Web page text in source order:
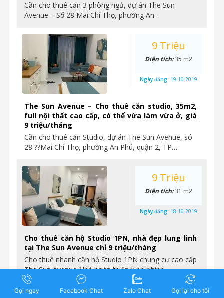
Cần cho thuê căn 3 phòng ngủ, dự án The Sun
Avenue – Số 28 Mai Chí Thọ, phường An…
The Sun Avenue – Cho thuê căn studio, 35m2,
full nội thất cao cấp, có thể vừa làm vừa ở, giá
9 triệu/tháng
Cần cho thuê căn Studio, dự án The Sun Avenue, só
28 ??Mai Chí Thọ, phường An Phú, quận 2, TP…
9 Triệu
Diện tích:35 m2
Ngày đăng: 19-10-2019
Cho thuê căn hộ Studio 1PN, nhà đẹp lung linh
tại The Sun Avenue chỉ 9 triệu/tháng
Cho thuê nhanh căn hộ Studio 1PN chung cư cao cấp
The Sun Avenue Nhà hoàn thiện y như hình,…
9 Triệu
Diện tích:31 m2
Ngày đăng: 18-10-2019
Gọi ngay Facebook Chat Zalo Chat Gọi lại cho tôi